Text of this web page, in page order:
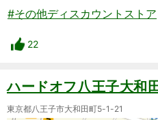
#その他ディスカウントストア
22
ハードオフ八王子大和
東京都八王子市大和田町5-1-21